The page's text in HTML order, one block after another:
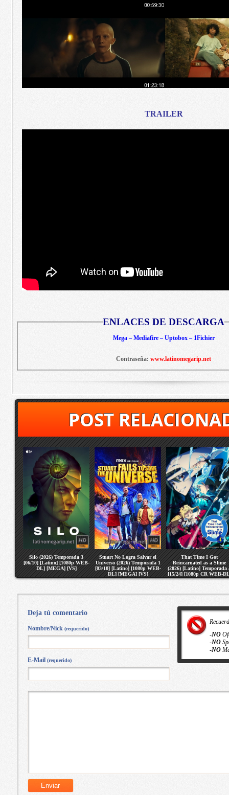
TRAILER
ENLACES DE DESCARGA
Mega – Mediafire – Uptobox – 1Fichier
Contraseña: www.latinomegarip.net
POST
Silo (2026) Temporada 3
[06/10] [Latino] [1080p WEB-
DL] [MEGA] [VS]
Stuart No Logra Salvar el
Universo (2026) Temporada 1
[03/10] [Latino] [1080p WEB-
DL] [MEGA] [VS]
That Time I Got
Reincarnated as a Slime
(2026) [Latino] Temporada
[15/24] [1080p CR WEB-
[MEGA] [VS]
-NO
-NO
-NO
Deja tú comentario
Nombre/Nick (requerido)
E-Mail (requerido)